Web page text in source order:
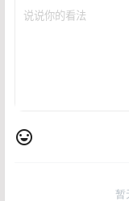
暂